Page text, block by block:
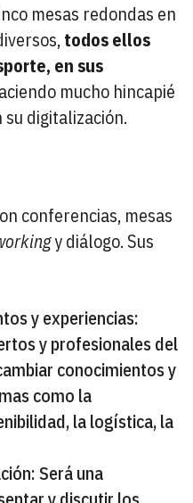
mesas redondas en
todos ellos
en sus
mucho hincapié
digitalización.
conferencias, mesas
y diálogo. Sus
y experiencias:
y profesionales del
conocimientos y
como la
la logística, la
Será una